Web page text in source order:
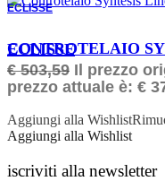
ECLISSE
ORDINABILE
CONTROTELAIO SYNTESIS LINE 800×2400 – ECLISSE
€503,59 Il prezzo
prezzo attuale è: €
Aggiungi alla Wishlist
Aggiungi alla Wishlist
iscriviti alla newsletter